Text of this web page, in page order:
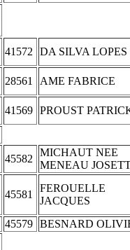
41572 DA SILVA
28561
AME FABRICE
41569 PROUST
45582
MICHAUT NEE
MENEAU
45581
FEROUELLE
JACQUES
45579 BESNARD